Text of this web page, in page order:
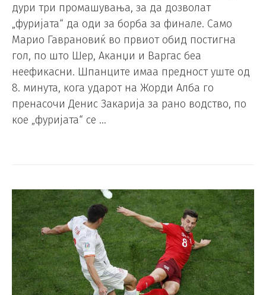
дури три промашувања, за да дозволат
„фуријата“ да оди за борба за финале. Само
Марио Гаврановиќ во првиот обид постигна
гол, по што Шер, Аканџи и Варгас беа
неефикасни. Шпанците имаа предност уште од
8. минута, кога ударот на Жорди Алба го
пренасочи Денис Закарија за рано водство, по
кое „фуријата“ се …